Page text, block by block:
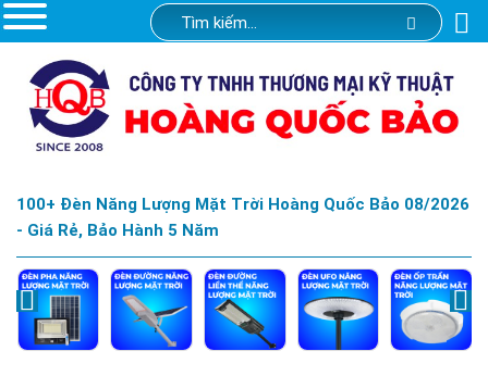
100+ Đèn Năng Lượng Mặt Trời Hoàng Quốc Bảo 08/2026
- Giá Rẻ, Bảo Hành 5 Năm